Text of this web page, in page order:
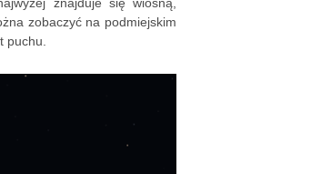
zobaczyć na podmiejskim
puchu.